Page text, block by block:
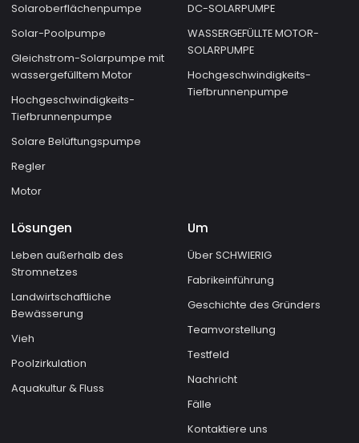
Solaroberflächenpumpe
Solar-Poolpumpe
Gleichstrom-Solarpumpe mit
wassergefülltem Motor
Hochgeschwindigkeits-
Tiefbrunnenpumpe
Solare Belüftungspumpe
Regler
Motor
DC-SOLARPUMPE
WASSERGEFÜLLTE MOTOR-
SOLARPUMPE
Hochgeschwindigkeits-
Tiefbrunnenpumpe
Lösungen
Leben außerhalb des
Stromnetzes
Landwirtschaftliche
Bewässerung
Vieh
Poolzirkulation
Aquakultur & Fluss
Um
Über SCHWIERIG
Fabrikeinführung
Geschichte des Gründers
Teamvorstellung
Testfeld
Nachricht
Fälle
Kontaktiere uns